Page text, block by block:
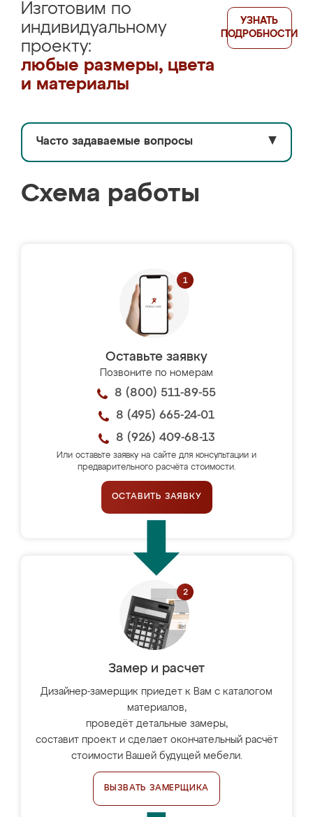
Изготовим по
индивидуальному
проекту:
любые размеры, цвета
и материалы
УЗНАТЬ
ПОДРОБНОСТИ
Часто задаваемые вопросы ▼
Схема работы
Оставьте заявку
Позвоните по номерам
8 (800) 511-89-55
8 (495) 665-24-01
8 (926) 409-68-13
Или оставьте заявку на сайте для консультации и
предварительного расчёта стоимости.
ОСТАВИТЬ ЗАЯВКУ
Замер и расчет
Дизайнер-замерщик приедет к Вам с каталогом
материалов,
проведёт детальные замеры,
составит проект и сделает окончательный расчёт
стоимости Вашей будущей мебели.
ВЫЗВАТЬ ЗАМЕРЩИКА